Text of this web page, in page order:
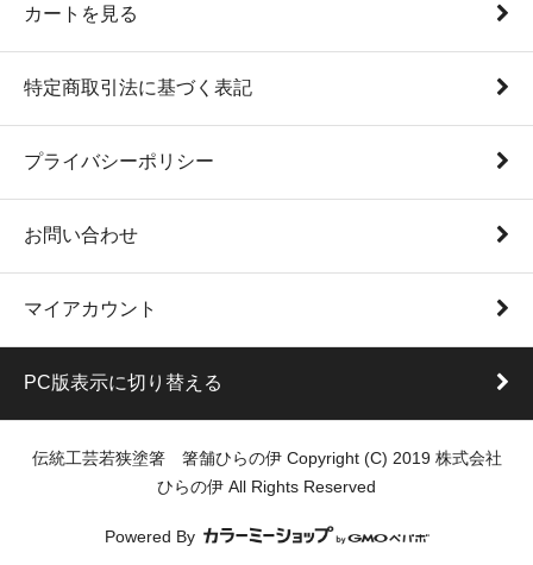
カートを見る
特定商取引法に基づく表記
プライバシーポリシー
お問い合わせ
マイアカウント
PC版表示に切り替える
伝統工芸若狭塗箸 箸舗ひらの伊 Copyright (C) 2019 株式会社
ひらの伊 All Rights Reserved
Powered By